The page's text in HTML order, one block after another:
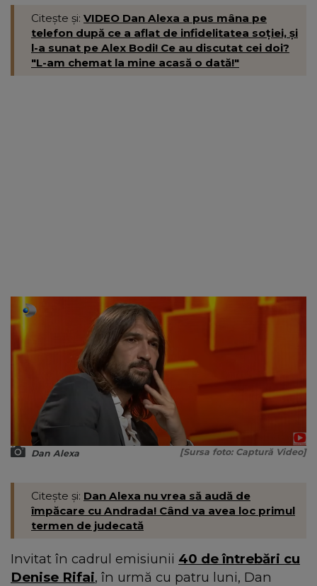
Citește și: VIDEO Dan Alexa a pus mâna pe
telefon după ce a aflat de infidelitatea soției, și
l-a sunat pe Alex Bodi! Ce au discutat cei doi?
"L-am chemat la mine acasă o dată!"
Dan Alexa [Sursa foto: Captură Video]
Citește și: Dan Alexa nu vrea să audă de
împăcare cu Andrada! Când va avea loc primul
termen de judecată
Invitat în cadrul emisiunii 40 de întrebări cu
Denise Rifai, în urmă cu patru luni, Dan